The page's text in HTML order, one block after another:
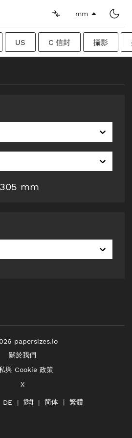
mm
US C 信封 攝影
305 mm
papersizes.io
關於我們
與 Cookie 政策
X
DE हिंदी 简体 繁體